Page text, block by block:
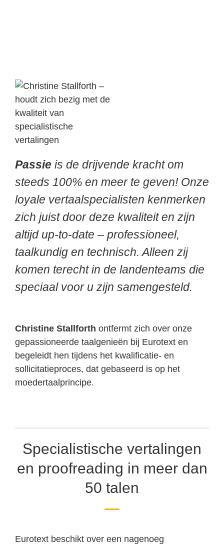
Passie is de drijvende kracht om
steeds 100% en meer te geven! Onze
loyale vertaalspecialisten kenmerken
zich juist door deze kwaliteit en zijn
altijd up-to-date – professioneel,
taalkundig en technisch. Alleen zij
komen terecht in de landenteams die
speciaal voor u zijn samengesteld.
Christine Stallforth ontfermt zich over onze
gepassioneerde taalgenieën bij Eurotext en
begeleidt hen tijdens het kwalificatie- en
sollicitatieproces, dat gebaseerd is op het
moedertaalprincipe.
Specialistische vertalingen
en proofreading in meer dan
50 talen
Eurotext beschikt over een nagenoeg